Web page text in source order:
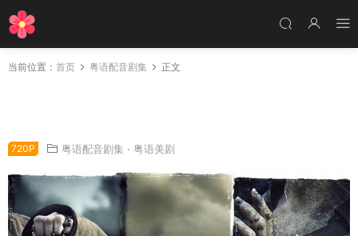
当前位置： 首页 粤语配音剧集 正文
720P 粤语配音剧集 · 粤语美剧